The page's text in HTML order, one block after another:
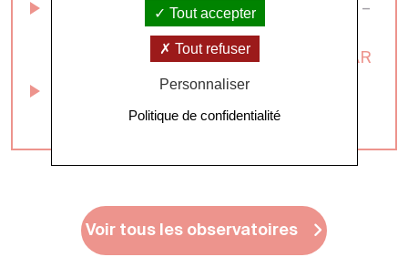
BCMT banque de données magnétiques –
Données variationnelles
http://doi.org/10.18715/BCMT.MAG.VAR
Autres données et produits de données
consultables sur le site web du BCMT
Voir tous les observatoires
Tout accepter
Tout refuser
Personnaliser
Politique de confidentialité